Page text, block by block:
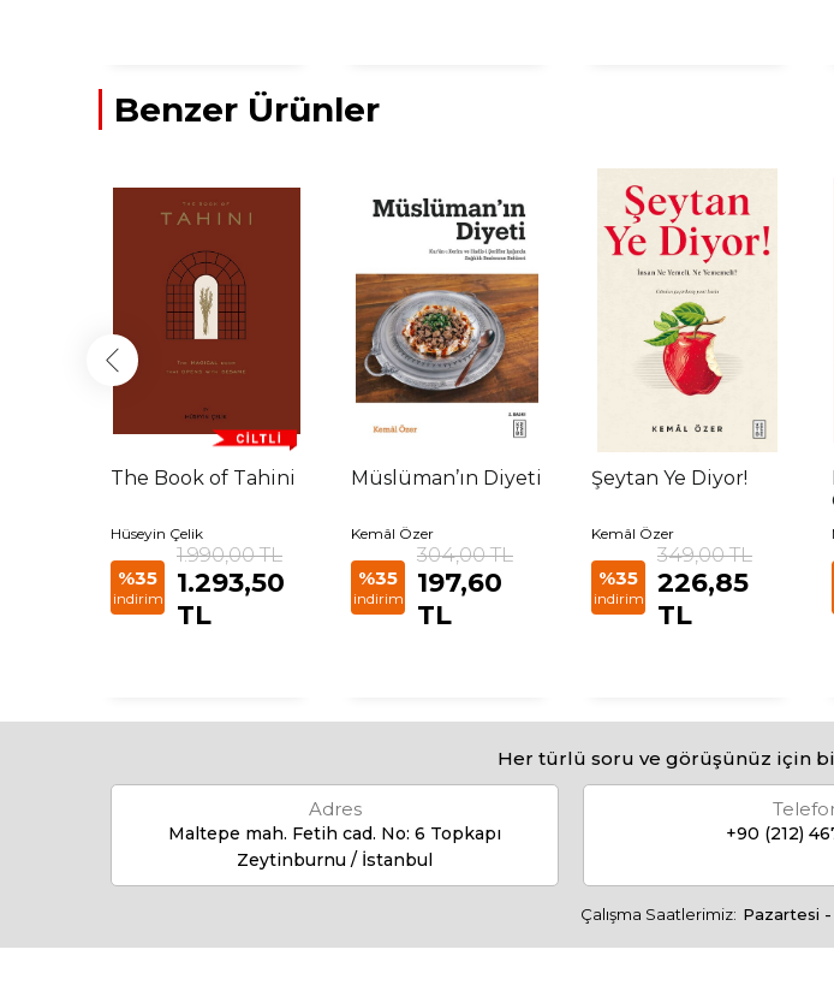
Benzer Ürünler
The Book of Tahini
Hüseyin Çelik
%35
indirim
1.990,00 TL
1.293,50
TL
Müslüman’ın Diyeti
Kemâl Özer
%35
indirim
304,00 TL
197,60
TL
Şeytan Ye Diyor!
Kemâl Özer
%35
indirim
349,00 TL
226,85
TL
Her türlü soru ve görüşünüz için
Adres
Maltepe mah. Fetih cad. No: 6 Topkapı
Zeytinburnu / İstanbul
+90 (212)
Çalışma Saatlerimiz: Pazartesi -